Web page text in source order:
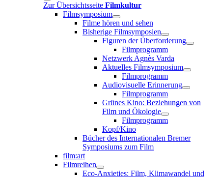
Zur Übersichtsseite Filmkultur
Filmsymposium
Filme hören und sehen
Bisherige Filmsymposien
Figuren der Überforderung
Filmprogramm
Netzwerk Agnès Varda
Aktuelles Filmsymposium
Filmprogramm
Audiovisuelle Erinnerung
Filmprogramm
Grünes Kino: Beziehungen von
Film und Ökologie
Filmprogramm
Kopf/Kino
Bücher des Internationalen Bremer
Symposiums zum Film
film:art
Filmreihen
Eco-Anxieties: Film, Klimawandel und